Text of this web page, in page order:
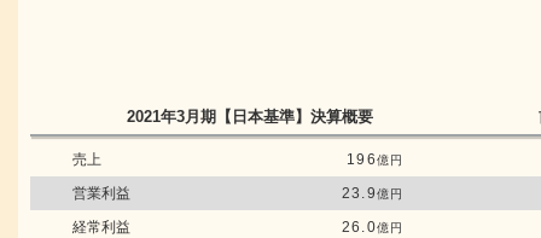
2021年3月期 【日本基準】 決算概要
売上 196億円
営業利益 23.9億円
経常利益 26.0億円